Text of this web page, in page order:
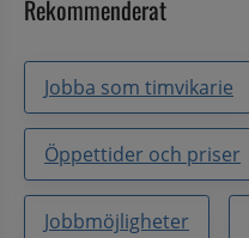
Rekommenderat
Jobba som timvikarie
Öppettider och priser
Jobbmöjligheter